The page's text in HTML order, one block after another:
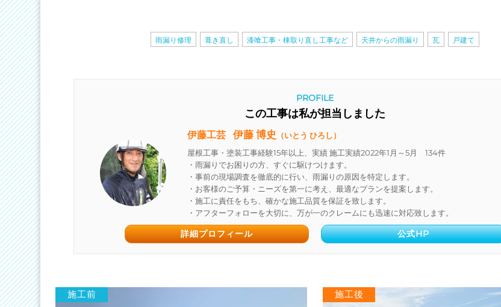
雨漏り修理 葺き直し 漆喰工事・棟取り直し工事など 天井からの雨漏り 瓦 戸建て
PROFILE
この工事は私が担当しました
伊藤工芸 伊藤 博史
（いとう ひろし）
屋根工事・塗装工事経験15年以上、実績 施工実績2022年1月～5月 134件
・雨漏りでお困りの方、すぐに駆けつけます。
・事前の現場調査を徹底的に行い、雨漏りの原因を特定します。
・お客様のご予算・ニーズを第一に考え、最適なプランを提案します。
・施工に責任をもち、確かな施工品質を保証を致します。
・アフターフォローを大切に、万が一のクレームにも迅速に対応致します。
詳細プロフィール 公式HP